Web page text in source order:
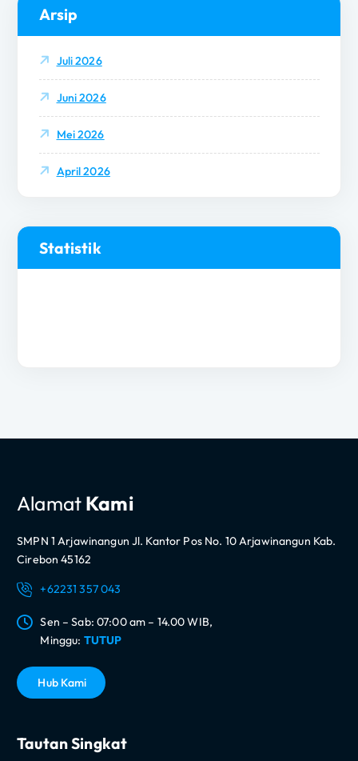
Arsip
Juli 2026
Juni 2026
Mei 2026
April 2026
Statistik
AlamatKami
SMPN 1 Arjawinangun Jl. Kantor Pos No. 10 Arjawinangun Kab.
Cirebon 45162
+62231 357 043
Sen – Sab: 07:00 am – 14.00 WIB,
Minggu: TUTUP
Hub Kami
Tautan Singkat